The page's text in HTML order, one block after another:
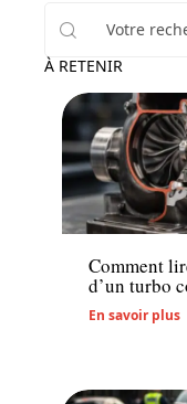
À RETENIR
Actu
Comment
d’un turbo
En savoir plus